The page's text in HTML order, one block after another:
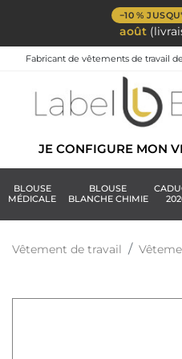
−10 %
août
Fabricant de vêtements de travail
JE CONFIGURE MON
BLOUSE
MÉDICALE
BLOUSE
BLANCHE CHIMIE
Vêtement de travail